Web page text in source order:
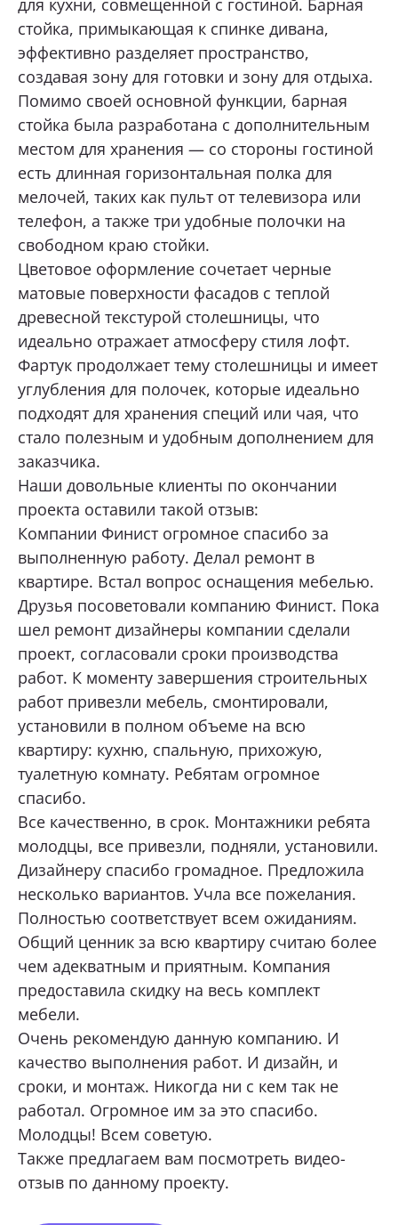
для кухни, совмещенной с гостиной. Барная
стойка, примыкающая к спинке дивана,
эффективно разделяет пространство,
создавая зону для готовки и зону для отдыха.
Помимо своей основной функции, барная
стойка была разработана с дополнительным
местом для хранения — со стороны гостиной
есть длинная горизонтальная полка для
мелочей, таких как пульт от телевизора или
телефон, а также три удобные полочки на
свободном краю стойки.
Цветовое оформление сочетает черные
матовые поверхности фасадов с теплой
древесной текстурой столешницы, что
идеально отражает атмосферу стиля лофт.
Фартук продолжает тему столешницы и имеет
углубления для полочек, которые идеально
подходят для хранения специй или чая, что
стало полезным и удобным дополнением для
заказчика.
Наши довольные клиенты по окончании
проекта оставили такой отзыв:
Компании Финист огромное спасибо за
выполненную работу. Делал ремонт в
квартире. Встал вопрос оснащения мебелью.
Друзья посоветовали компанию Финист. Пока
шел ремонт дизайнеры компании сделали
проект, согласовали сроки производства
работ. К моменту завершения строительных
работ привезли мебель, смонтировали,
установили в полном объеме на всю
квартиру: кухню, спальную, прихожую,
туалетную комнату. Ребятам огромное
спасибо.
Все качественно, в срок. Монтажники ребята
молодцы, все привезли, подняли, установили.
Дизайнеру спасибо громадное. Предложила
несколько вариантов. Учла все пожелания.
Полностью соответствует всем ожиданиям.
Общий ценник за всю квартиру считаю более
чем адекватным и приятным. Компания
предоставила скидку на весь комплект
мебели.
Очень рекомендую данную компанию. И
качество выполнения работ. И дизайн, и
сроки, и монтаж. Никогда ни с кем так не
работал. Огромное им за это спасибо.
Молодцы! Всем советую.
Также предлагаем вам посмотреть видео-
отзыв по данному проекту.
ОТПРАВИТЬ
Нажимая кнопку «Отправить», я даю свое согласие
на обработку моих персональных данных, в соответствии с
Федеральным законом от 27.07.2006 года № 152-ФЗ
«О персональных данных», на условиях и для целей,
определенных вСогласии на обработку персональных данных *